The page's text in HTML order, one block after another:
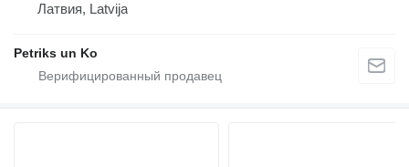
Латвия, Latvija
Petriks un Ko